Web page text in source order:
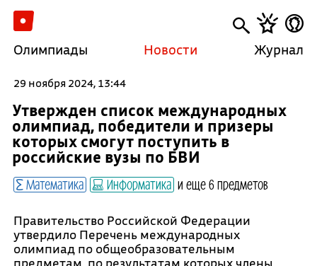
Олимпиады Новости Журнал
29 ноября 2024, 13:44
Утвержден список международных
олимпиад, победители и призеры
которых смогут поступить в
российские вузы по БВИ
Математика Информатика и еще 6 предметов
Правительство Российской Федерации
утвердило Перечень международных
олимпиад по общеобразовательным